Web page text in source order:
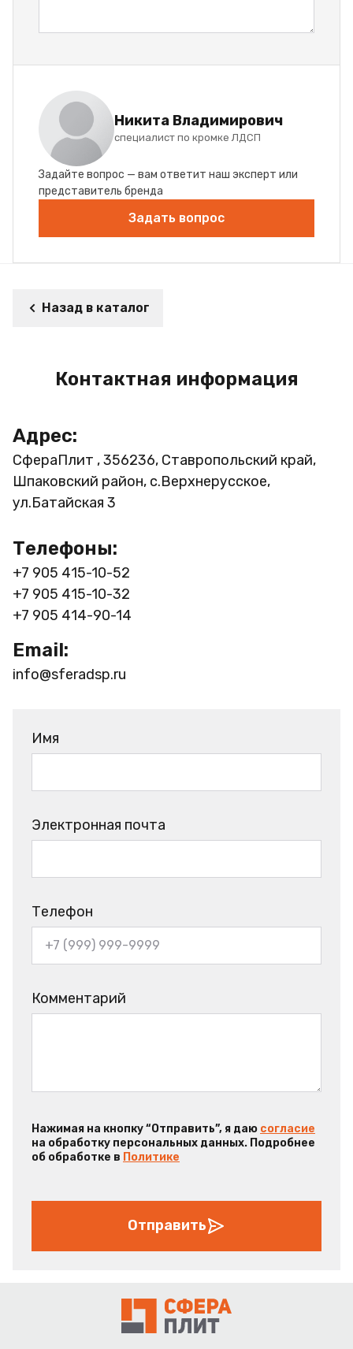
Никита Владимирович
специалист по кромке ЛДСП
Задайте вопрос — вам ответит наш эксперт или
представитель бренда
Задать вопрос
Назад в каталог
Контактная информация
Адрес:
СфераПлит , 356236, Ставропольский край,
Шпаковский район, с.Верхнерусское,
ул.Батайская 3
Телефоны:
+7 905 415-10-52
+7 905 415-10-32
+7 905 414-90-14
Email:
info@sferadsp.ru
Имя
Электронная почта
Телефон
Комментарий
Нажимая на кнопку “Отправить”, я даю согласие
на обработку персональных данных. Подробнее
об обработке в Политике
Отправить